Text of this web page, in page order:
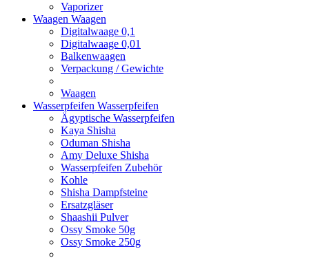
Vaporizer
Waagen Waagen
Digitalwaage 0,1
Digitalwaage 0,01
Balkenwaagen
Verpackung / Gewichte
Waagen
Wasserpfeifen Wasserpfeifen
Ägyptische Wasserpfeifen
Kaya Shisha
Oduman Shisha
Amy Deluxe Shisha
Wasserpfeifen Zubehör
Kohle
Shisha Dampfsteine
Ersatzgläser
Shaashii Pulver
Ossy Smoke 50g
Ossy Smoke 250g